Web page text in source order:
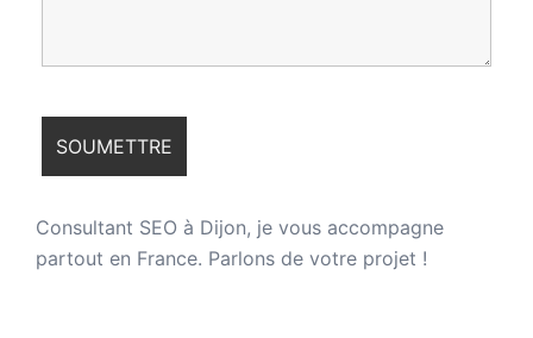
Consultant SEO à Dijon, je vous accompagne
partout en France. Parlons de votre projet !